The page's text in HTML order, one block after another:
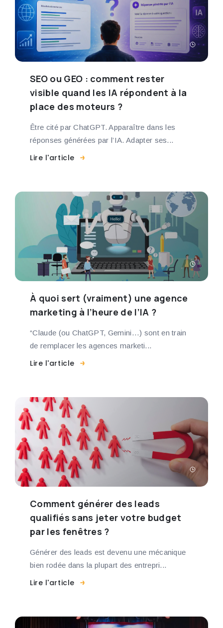
SEO ou GEO : comment rester
visible quand les IA répondent à la
place des moteurs ?
Être cité par ChatGPT. Apparaître dans les
réponses générées par l’IA. Adapter ses...
Lire l'article
À quoi sert (vraiment) une agence
marketing à l’heure de l’IA ?
“Claude (ou ChatGPT, Gemini…) sont en train
de remplacer les agences marketi...
Lire l'article
Comment générer des leads
qualifiés sans jeter votre budget
par les fenêtres ?
Générer des leads est devenu une mécanique
bien rodée dans la plupart des entrepri...
Lire l'article